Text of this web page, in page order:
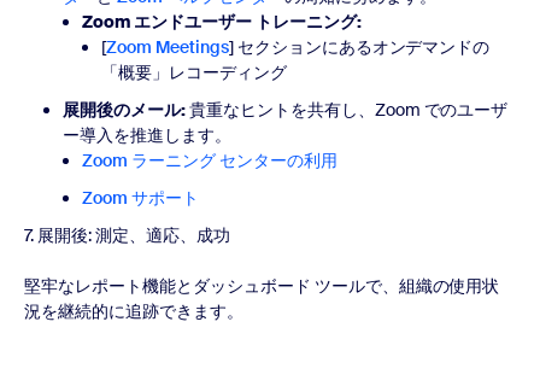
Zoom エンドユーザー トレーニング:
[Zoom Meetings] セクションにあるオンデマンドの
「概要」レコーディング
展開後のメール:貴重なヒントを共有し、Zoom でのユーザ
ー導入を推進します。
Zoom ラーニング センターの利用
Zoom サポート
7. 展開後: 測定、適応、成功
堅牢なレポート機能とダッシュボード ツールで、組織の使用状
況を継続的に追跡できます。